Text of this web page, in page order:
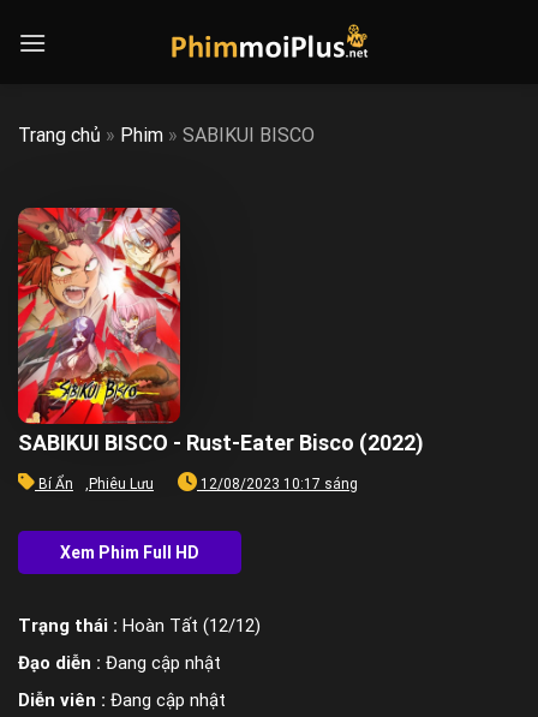
Trang chủ » Phim » SABIKUI BISCO
SABIKUI BISCO - Rust-Eater Bisco (2022)
Bí Ẩn , Phiêu Lưu 12/08/2023 10:17 sáng
Trạng thái : Hoàn Tất (12/12)
Đạo diễn : Đang cập nhật
Diễn viên : Đang cập nhật